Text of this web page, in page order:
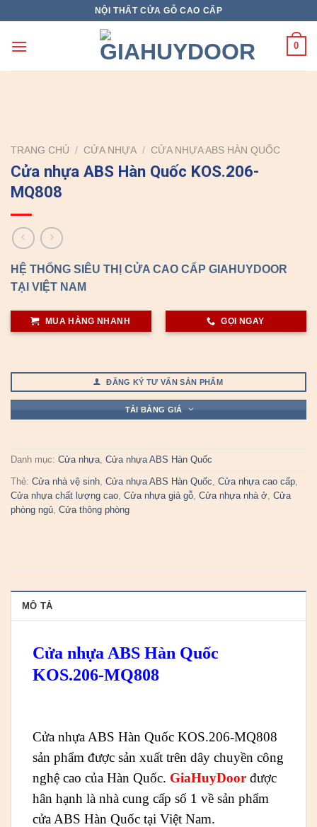
content
NỘI THẤT CỬA GỖ CAO CẤP
0
TRANG CHỦ / CỬA NHỰA / CỬA NHỰA ABS HÀN QUỐC
Cửa nhựa ABS Hàn Quốc KOS.206-
MQ808
HỆ THỐNG SIÊU THỊ CỬA CAO CẤP GIAHUYDOOR
TẠI VIỆT NAM
MUA HÀNG NHANH GỌI NGAY
ĐĂNG KÝ TƯ VẤN SẢN PHẨM
TẢI BẢNG GIÁ
Danh mục: Cửa nhựa, Cửa nhựa ABS Hàn Quốc
Thẻ: Cửa nhà vệ sinh, Cửa nhựa ABS Hàn Quốc, Cửa nhựa cao cấp,
Cửa nhựa chất lượng cao, Cửa nhựa giả gỗ, Cửa nhựa nhà ở, Cửa
phòng ngủ, Cửa thông phòng
MÔ TẢ
Cửa nhựa ABS Hàn Quốc
KOS.206-MQ808
Cửa nhựa ABS Hàn Quốc KOS.206-MQ808
sản phẩm được sản xuất trên dây chuyền công
nghệ cao của Hàn Quốc. GiaHuyDoor được
hân hạnh là nhà cung cấp số 1 về sản phẩm
cửa ABS Hàn Quốc tại Việt Nam.